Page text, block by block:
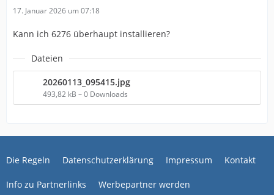
17. Januar 2026 um 07:18
Kann ich 6276 überhaupt installieren?
Dateien
20260113_095415.jpg
493,82 kB – 0 Downloads
Die Regeln Datenschutzerklärung Impressum Kontakt
Info zu Partnerlinks Werbepartner werden